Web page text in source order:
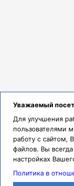
Уважаемый
Для улучшения
пользователями
работу с сайтом,
файлов. Вы
настройках
Политика в